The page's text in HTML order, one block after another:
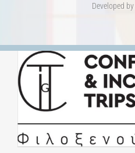
Developed by